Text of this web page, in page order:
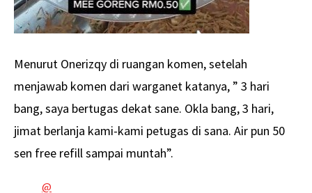
Menurut Onerizqy di ruangan komen, setelah
menjawab komen dari warganet katanya, ” 3 hari
bang, saya bertugas dekat sane. Okla bang, 3 hari,
jimat berlanja kami-kami petugas di sana. Air pun 50
sen free refill sampai muntah”.
@